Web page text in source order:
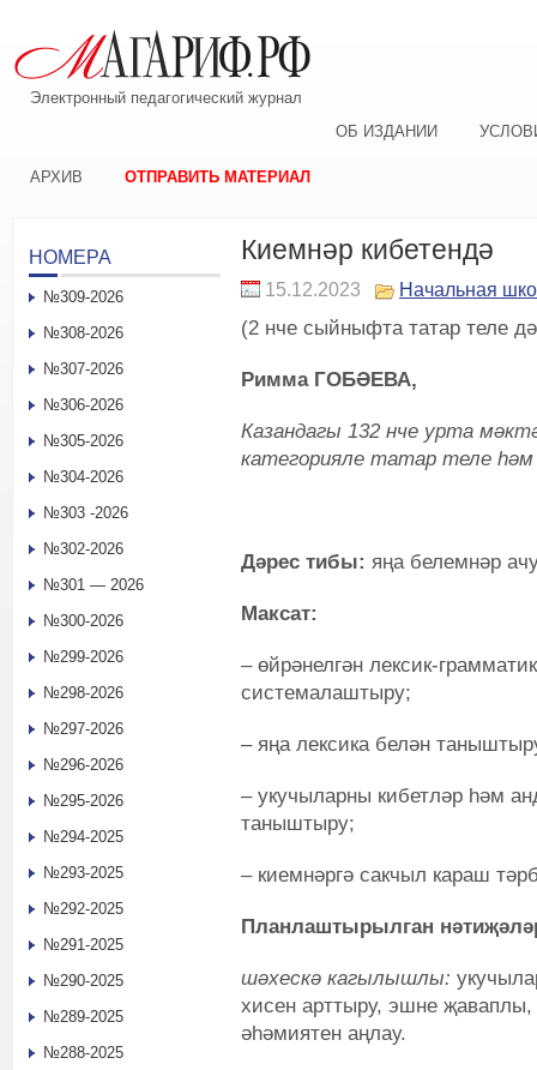
Электронный педагогический журнал
ОБ ИЗДАНИИ
АРХИВ ОТПРАВИТЬ МАТЕРИАЛ
Киемнәр кибетендә
15.12.2023 Начальная
(2 нче сыйныфта татар теле
Римма ГОБӘЕВА,
Казандагы 132 нче урта
категорияле татар теле
Дәрес тибы: яңа белемнәр
Максат:
– өйрәнелгән лексик-
системалаштыру;
– яңа лексика белән
– укучыларны кибетләр һәм
таныштыру;
– киемнәргә сакчыл караш
Планлаштырылган
шәхескә кагылышлы:
хисен арттыру, эшне
әһәмиятен аңлау.
НОМЕРА
№309-2026
№308-2026
№307-2026
№306-2026
№305-2026
№304-2026
№303 -2026
№302-2026
№301 — 2026
№300-2026
№299-2026
№298-2026
№297-2026
№296-2026
№295-2026
№294-2025
№293-2025
№292-2025
№291-2025
№290-2025
№289-2025
№288-2025